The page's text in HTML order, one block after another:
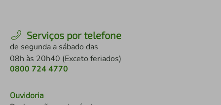
Serviços por telefone
de segunda a sábado das
08h às 20h40 (Exceto feriados)
0800 724 4770
Ouvidoria